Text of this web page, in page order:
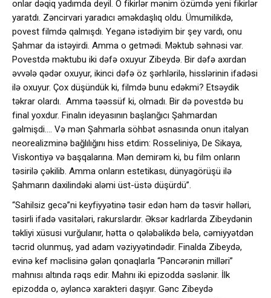
onlar dəqiq yadımda deyil. O fikirlər mənim özümdə yeni fikirlər
yaratdı. Zəncirvari yaradıcı əməkdaşlıq oldu. Ümumilikdə,
povest filmdə qalmışdı. Yeganə istədiyim bir şey vardı, onu
Şahmar da istəyirdi. Amma o getmədi. Məktub səhnəsi var.
Povestdə məktubu iki dəfə oxuyur Zibeydə. Bir dəfə axırdan
əvvələ qədər oxuyur, ikinci dəfə öz şərhlərilə, hisslərinin ifadəsi
ilə oxuyur. Çox düşündük ki, filmdə bunu edəkmi? Etsəydik
təkrar olardı. Amma təəssüf ki, olmadı. Bir də povestdə bu
final yoxdur. Finalın ideyasının başlanğıcı Şahmardan
gəlmişdi…. Və mən Şahmarla söhbət əsnasında onun italyan
neorealizminə bağlılığını hiss etdim: Rosseliniyə, De Sikaya,
Viskontiyə və başqalarına. Mən demirəm ki, bu film onların
təsirilə çəkilib. Amma onların estetikası, dünyagörüşü ilə
Şahmarın daxilindəki aləmi üst-üstə düşürdü”.
“Sahilsiz gecə”ni keyfiyyətinə təsir edən həm də təsvir həlləri,
təsirli ifadə vasitələri, rakurslardır. Əksər kadrlarda Zibeydənin
təkliyi xüsusi vurğulanır, hətta o qələbəlikdə belə, cəmiyyətdən
təcrid olunmuş, yad adam vəziyyətindədir. Finalda Zibeydə,
evinə kef məclisinə gələn qonaqlarla “Pəncərənin milləri”
mahnısı altında rəqs edir. Mahnı iki epizodda səslənir. İlk
epizodda o, əyləncə xarakteri daşıyır. Gənc Zibeydə